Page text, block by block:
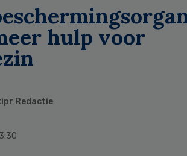
hulp voor
Redactie